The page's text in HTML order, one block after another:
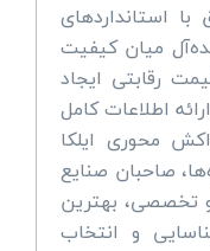
استانداردهای
میان کیفیت
رقابتی ایجاد
اطلاعات کامل
محوری ایلکا
صاحبان صنایع
و تخصصی، بهترین
و انتخاب